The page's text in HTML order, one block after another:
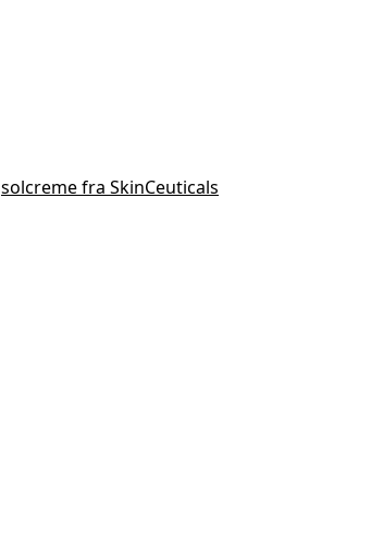
solcreme fra SkinCeuticals